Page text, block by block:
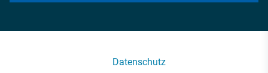
Datenschutz